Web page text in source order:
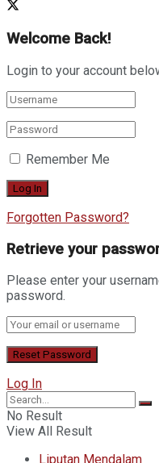
Welcome Back!
Login to your account
Remember Me
Forgotten Password?
Retrieve your
Please enter your
password.
Log In
No Result
View All Result
Liputan Mendalam